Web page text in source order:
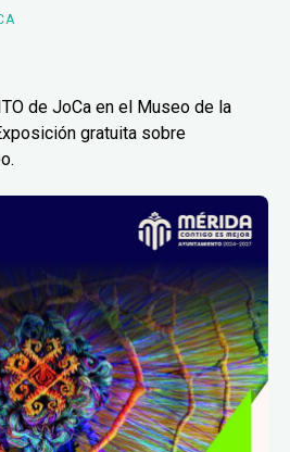
de JoCa en el Museo de la
gratuita sobre